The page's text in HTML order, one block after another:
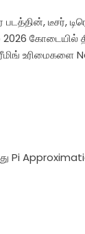
டீசர்,
2026 கோடையில்
உரிமைகளை